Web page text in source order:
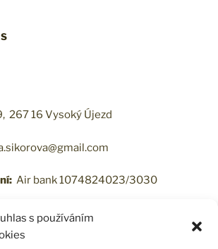
s používáním
267 16 Vysoký Újezd
Air bank 1074824023/3030